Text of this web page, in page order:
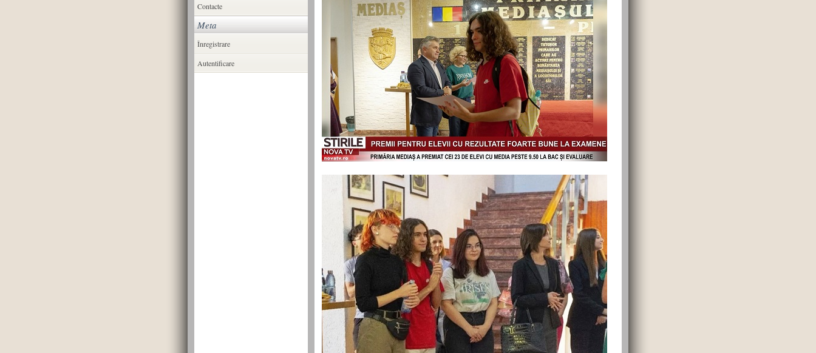
Contacte
Meta
Înregistrare
Autentificare